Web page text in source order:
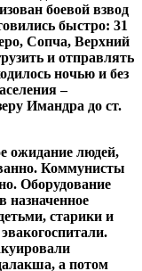
боевой взвод
быстро: 31
Сопча, Верхний
и отправлять
ночью и без
–
Имандра до ст.
ожидание людей,
Коммунисты
Оборудование
назначенное
старики и
а потом